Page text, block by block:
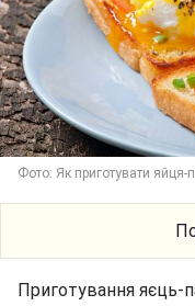
Фото: Як приготувати яйця-
Приготування яєць-